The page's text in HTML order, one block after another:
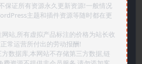
保证所有资源永久更新资源!一般情况
主题和插件资源等随时都在更
站,所有虚拟产品标注的价格为站长收
常运营所付出的劳动报酬!
方数据库,本网站不存储第三方数据,链